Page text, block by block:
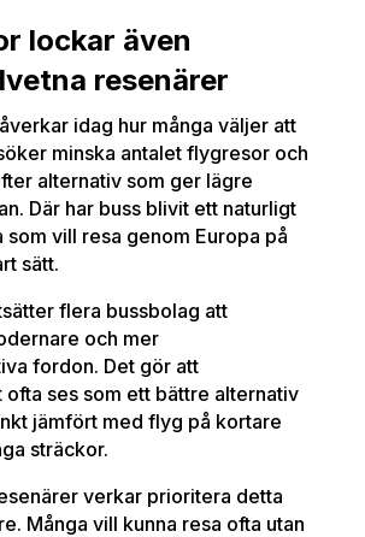
lockar även
resenärer
idag hur många väljer att
minska antalet flygresor och
alternativ som ger lägre
Där har buss blivit ett naturligt
som vill resa genom Europa på
sätt.
flera bussbolag att
och mer
fordon. Det gör att
ofta ses som ett bättre alternativ
jämfört med flyg på kortare
sträckor.
verkar prioritera detta
Många vill kunna resa ofta utan